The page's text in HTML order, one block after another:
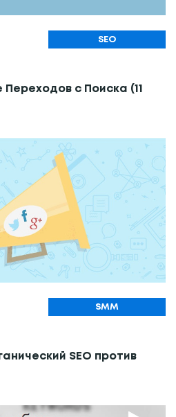
SEO
с Поиска (11
SMM
SEO против